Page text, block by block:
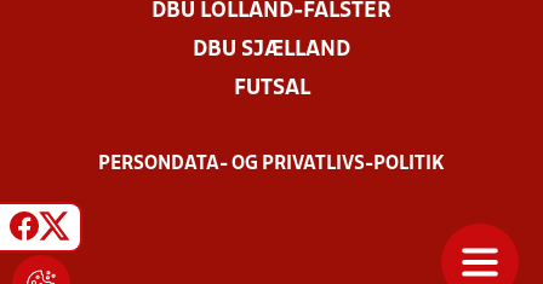
DBU LOLLAND-FALSTER
DBU SJÆLLAND
FUTSAL
PERSONDATA- OG PRIVATLIVS-POLITIK